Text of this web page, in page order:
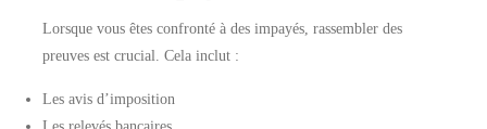
Lorsque vous êtes confronté à des impayés, rassembler des
preuves est crucial. Cela inclut :
Les avis d’imposition